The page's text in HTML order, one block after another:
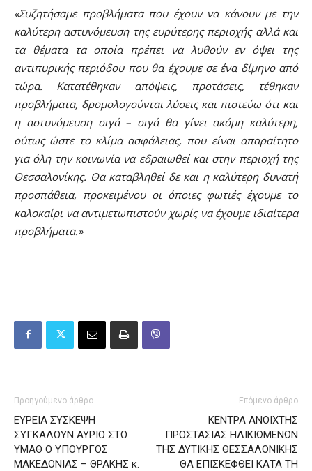
«Συζητήσαμε προβλήματα που έχουν να κάνουν με την
καλύτερη αστυνόμευση της ευρύτερης περιοχής αλλά και
τα θέματα τα οποία πρέπει να λυθούν εν όψει της
αντιπυρικής περιόδου που θα έχουμε σε ένα δίμηνο από
τώρα. Κατατέθηκαν απόψεις, προτάσεις, τέθηκαν
προβλήματα, δρομολογούνται λύσεις και πιστεύω ότι και
η αστυνόμευση σιγά – σιγά θα γίνει ακόμη καλύτερη,
ούτως ώστε το κλίμα ασφάλειας, που είναι απαραίτητο
για όλη την κοινωνία να εδραιωθεί και στην περιοχή της
Θεσσαλονίκης. Θα καταβληθεί δε και η καλύτερη δυνατή
προσπάθεια, προκειμένου οι όποιες φωτιές έχουμε το
καλοκαίρι να αντιμετωπιστούν χωρίς να έχουμε ιδιαίτερα
προβλήματα.»
Προηγούμενο άρθρο
ΕΥΡΕΙΑ ΣΥΣΚΕΨΗ
ΣΥΓΚΑΛΟΥΝ ΑΥΡΙΟ ΣΤΟ
ΥΜΑΘ Ο ΥΠΟΥΡΓΟΣ
ΜΑΚΕΔΟΝΙΑΣ – ΘΡΑΚΗΣ κ.
Επόμενο άρθρο
ΚΕΝΤΡΑ ΑΝΟΙΧΤΗΣ
ΠΡΟΣΤΑΣΙΑΣ ΗΛΙΚΙΩΜΕΝΩΝ
ΤΗΣ ΔΥΤΙΚΗΣ ΘΕΣΣΑΛΟΝΙΚΗΣ
ΘΑ ΕΠΙΣΚΕΦΘΕΙ ΚΑΤΑ ΤΗ